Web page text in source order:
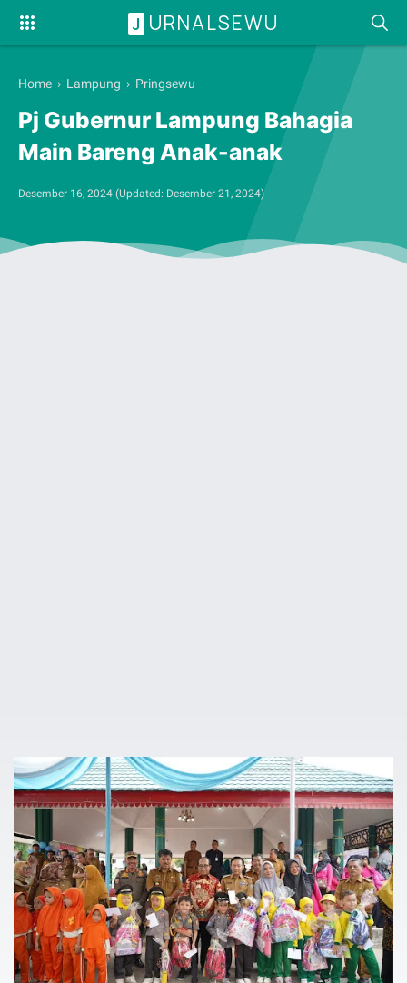
J URNALSEWU
Home › Lampung › Pringsewu
Pj Gubernur Lampung Bahagia
Main Bareng Anak-anak
Desember 16, 2024 (Updated: Desember 21, 2024)